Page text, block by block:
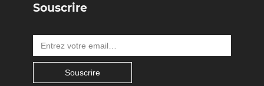
Souscrire
Entrez votre email…
Souscrire